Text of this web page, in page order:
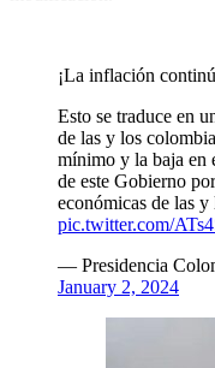
¡La inflación
Esto se traduce en
de las y los
mínimo y la baja en
de este Gobierno
económicas de las
pic.twitter.com/
— Presidencia
January 2, 2024